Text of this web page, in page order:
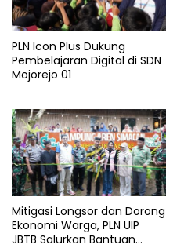
PLN Icon Plus Dukung
Pembelajaran Digital di SDN
Mojorejo 01
Mitigasi Longsor dan Dorong
Ekonomi Warga, PLN UIP
JBTB Salurkan Bantuan